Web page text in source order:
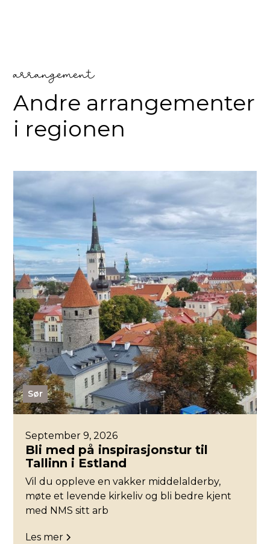
arrangement
Andre arrangementer
i regionen
Sør
September 9, 2026
Bli med på inspirasjonstur til
Tallinn i Estland
Vil du oppleve en vakker middelalderby,
møte et levende kirkeliv og bli bedre kjent
med NMS sitt arb
Les mer